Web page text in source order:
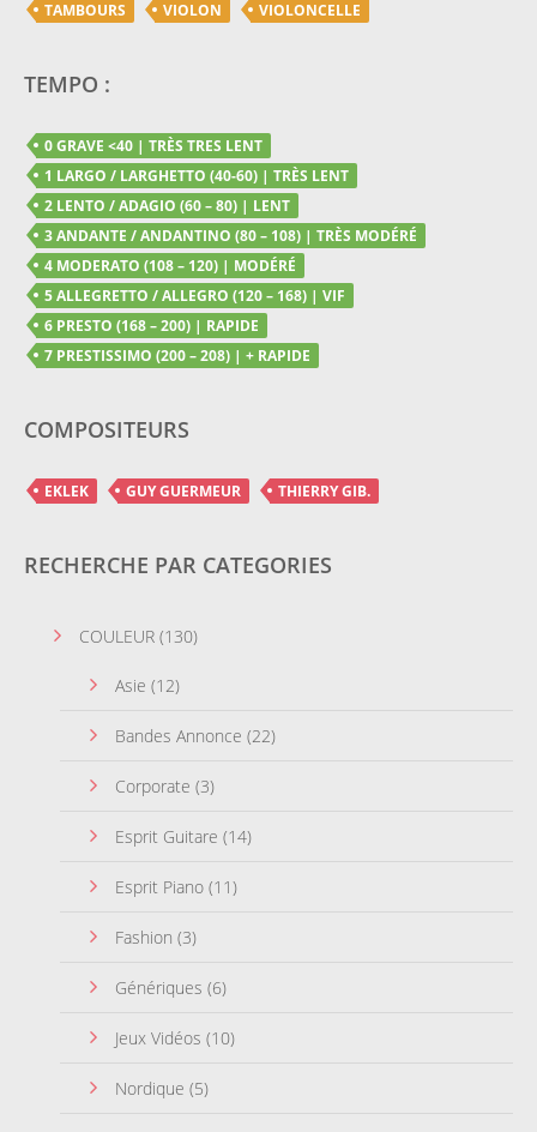
TAMBOURS VIOLON VIOLONCELLE
TEMPO :
0 GRAVE <40 | TRÈS TRES LENT
1 LARGO / LARGHETTO (40-60) | TRÈS LENT
2 LENTO / ADAGIO (60 – 80) | LENT
3 ANDANTE / ANDANTINO (80 – 108) | TRÈS MODÉRÉ
4 MODERATO (108 – 120) | MODÉRÉ
5 ALLEGRETTO / ALLEGRO (120 – 168) | VIF
6 PRESTO (168 – 200) | RAPIDE
7 PRESTISSIMO (200 – 208) | + RAPIDE
COMPOSITEURS
EKLEK GUY GUERMEUR THIERRY GIB.
RECHERCHE PAR CATEGORIES
COULEUR (130)
Asie (12)
Bandes Annonce (22)
Corporate (3)
Esprit Guitare (14)
Esprit Piano (11)
Fashion (3)
Génériques (6)
Jeux Vidéos (10)
Nordique (5)